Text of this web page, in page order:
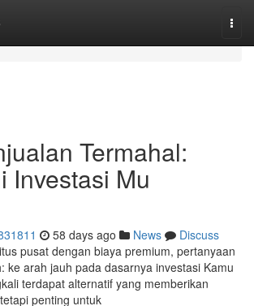
Termahal:
Investasi Mu
58 days ago News
Discuss
pusat dengan biaya premium, pertanyaan
ke arah jauh pada dasarnya investasi Kamu
terdapat alternatif yang memberikan
penting untuk